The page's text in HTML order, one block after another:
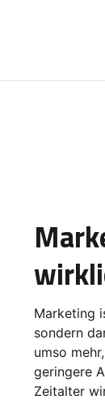
Marketing
sondern
umso
geringere
Zeitalter